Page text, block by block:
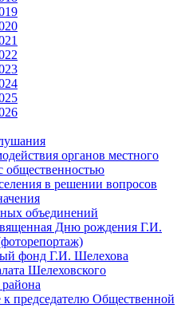
органов местного
общественностью
в решении вопросов
объединений
Дню рождения Г.И.
фонд Г.И. Шелехова
Шелеховского
председателю Общественной